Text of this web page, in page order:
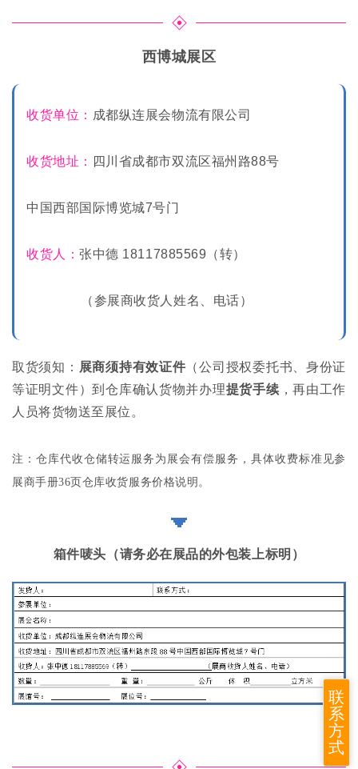
西博城展区
收货单位： 成都纵连展会物流有限公司
收货地址： 四川省成都市双流区福州路88号
中国西部国际博览城7号门
收货人：张中德 18117885569（转）
（参展商收货人姓名、电话）
取货须知： 展商须持有效证件 （公司授权委托书、身份证
等证明文件）到仓库确认货物并办理提货手续 ，再由工作
人员将货物送至展位。
注：仓库代收仓储转运服务为展会有偿服务，具体收费标准见参
展商手册36页仓库收货服务价格说明。
箱件唛头（请务必在展品的外包装上标明）
联
系
方
式